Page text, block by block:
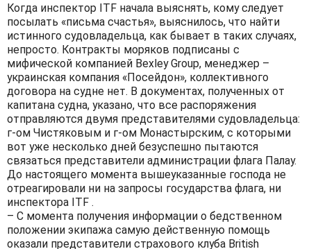
Когда инспектор ITF начала выяснять, кому следует
посылать «письма счастья», выяснилось, что найти
истинного судовладельца, как бывает в таких случаях,
непросто. Контракты моряков подписаны с
мифической компанией Bexley Group, менеджер –
украинская компания «Посейдон», коллективного
договора на судне нет. В документах, полученных от
капитана судна, указано, что все распоряжения
отправляются двумя представителями судовладельца:
г-ом Чистяковым и г-ом Монастырским, с которыми
вот уже несколько дней безуспешно пытаются
связаться представители администрации флага Палау.
До настоящего момента вышеуказанные господа не
отреагировали ни на запросы государства флага, ни
инспектора ITF .
– С момента получения информации о бедственном
положении экипажа самую действенную помощь
оказали представители страхового клуба British